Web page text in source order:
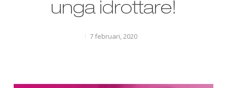
unga idrottare!
7 februari, 2020